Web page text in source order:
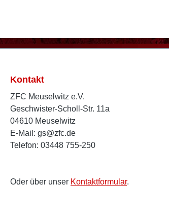
Kontakt
ZFC Meuselwitz e.V.
Geschwister-Scholl-Str. 11a
04610 Meuselwitz
E-Mail: gs@zfc.de
Telefon: 03448 755-250
Oder über unser Kontaktformular.